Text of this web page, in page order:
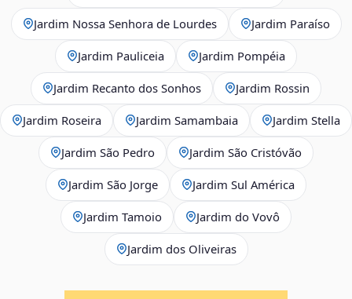
Jardim Nossa Senhora de Lourdes Jardim Paraíso
Jardim Pauliceia Jardim Pompéia
Jardim Recanto dos Sonhos Jardim Rossin
Jardim Roseira Jardim Samambaia Jardim Stella
Jardim São Pedro Jardim São Cristóvão
Jardim São Jorge Jardim Sul América
Jardim Tamoio Jardim do Vovô
Jardim dos Oliveiras